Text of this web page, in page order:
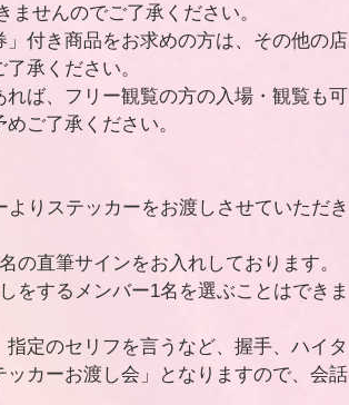
せんのでご了承ください。
付き商品をお求めの方は、その他の店
承ください。
ば、フリー観覧の方の入場・観覧も可
ご了承ください。
りステッカーをお渡しさせていただき
直筆サインをお入れしております。
をするメンバー1名を選ぶことはできま
定のセリフを言うなど、握手、ハイタ
カーお渡し会」となりますので、会話